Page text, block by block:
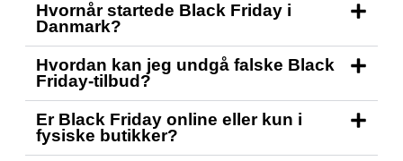
Hvornår startede Black Friday i
Danmark?
Hvordan kan jeg undgå falske Black
Friday-tilbud?
Er Black Friday online eller kun i
fysiske butikker?